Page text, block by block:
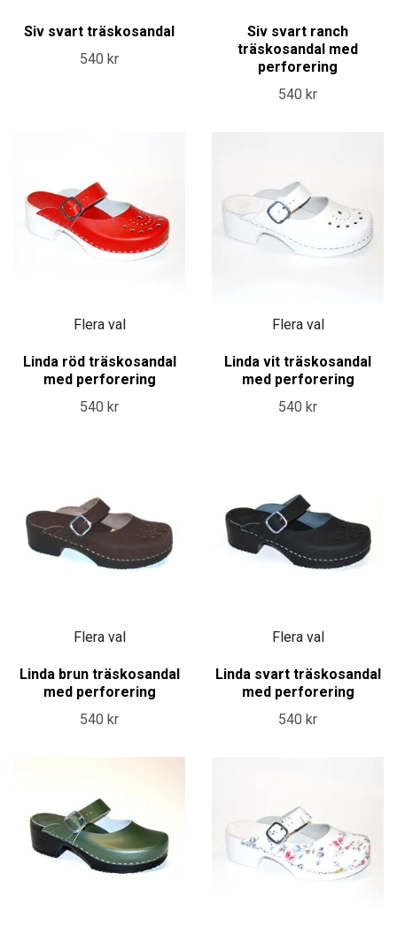
Siv svart träskosandal
540 kr
Siv svart ranch
träskosandal med
perforering
540 kr
Flera val
Linda röd träskosandal
med perforering
540 kr
Flera val
Linda vit träskosandal
med perforering
540 kr
Flera val
Linda brun träskosandal
med perforering
540 kr
Flera val
Linda svart träskosandal
med perforering
540 kr